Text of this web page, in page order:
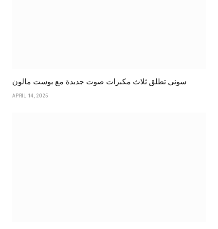
سوني تطلق ثلاث مكبرات صوت جديدة مع بوست مالون
APRIL 14, 2025